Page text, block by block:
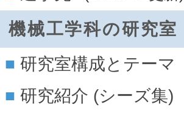
機械工学科の研究室
研究室構成とテーマ
研究紹介 (シーズ集)